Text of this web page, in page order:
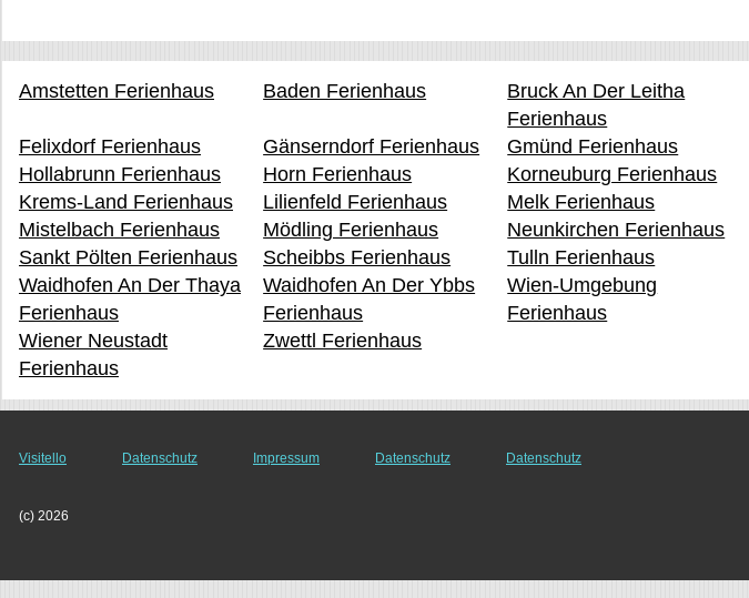
Amstetten Ferienhaus Baden Ferienhaus
Bruck An Der Leitha
Ferienhaus
Felixdorf Ferienhaus
Gänserndorf Ferienhaus
Gmünd Ferienhaus
Hollabrunn Ferienhaus
Horn Ferienhaus
Korneuburg Ferienhaus
Krems-Land Ferienhaus
Lilienfeld Ferienhaus
Melk Ferienhaus
Mistelbach Ferienhaus
Mödling Ferienhaus
Neunkirchen Ferienhaus
Sankt Pölten Ferienhaus
Scheibbs Ferienhaus
Tulln Ferienhaus
Waidhofen An Der Thaya
Ferienhaus
Waidhofen An Der Ybbs
Ferienhaus
Wien-Umgebung
Ferienhaus
Wiener Neustadt
Ferienhaus
Zwettl Ferienhaus
Visitello Datenschutz Impressum Datenschutz Datenschutz
(c) 2026